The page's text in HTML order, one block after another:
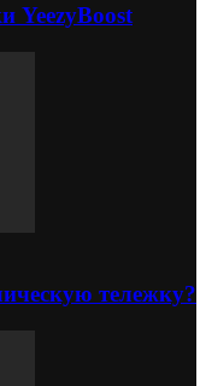
YeezyBoost
тележку?